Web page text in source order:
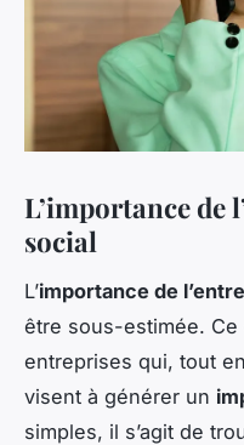
L’importance de
social
L’importance de
être sous-estimée.
entreprises qui, tout
visent à générer un
simples, il s’agit de